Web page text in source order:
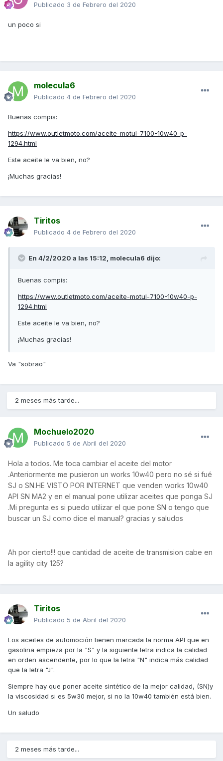
Publicado 3 de Febrero del 2020
un poco si
molecula6
Publicado 4 de Febrero del 2020
Buenas compis:
https://www.outletmoto.com/aceite-motul-7100-10w40-p-
1294.html
Este aceite le va bien, no?
¡Muchas gracias!
Tiritos
Publicado 4 de Febrero del 2020
En 4/2/2020 a las 15:12, molecula6 dijo:
Buenas compis:
https://www.outletmoto.com/aceite-motul-7100-10w40-p-
1294.html
Este aceite le va bien, no?
¡Muchas gracias!
Va "sobrao"
2 meses más tarde...
Mochuelo2020
Publicado 5 de Abril del 2020
Hola a todos. Me toca cambiar el aceite del motor
.Anteriormente me pusieron un works 10w40 pero no sé si fué
SJ o SN.HE VISTO POR INTERNET que venden works 10w40
API SN MA2 y en el manual pone utilizar aceites que ponga SJ
.Mi pregunta es si puedo utilizar el que pone SN o tengo que
buscar un SJ como dice el manual? gracias y saludos
Ah por cierto!!! que cantidad de aceite de transmision cabe en
la agility city 125?
Tiritos
Publicado 5 de Abril del 2020
Los aceites de automoción tienen marcada la norma API que en
gasolina empieza por la "S" y la siguiente letra indica la calidad
en orden ascendente, por lo que la letra "N" indica más calidad
que la letra "J".
Siempre hay que poner aceite sintético de la mejor calidad, (SN)y
la viscosidad si es 5w30 mejor, si no la 10w40 también está bien.
Un saludo
2 meses más tarde...